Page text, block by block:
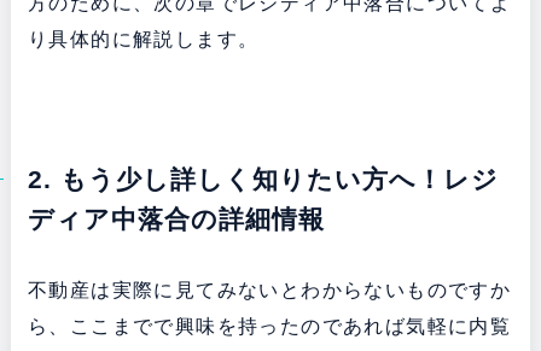
り具体的に解説します。
2. もう少し詳しく知りたい方へ！レジ
ディア中落合の詳細情報
不動産は実際に見てみないとわからないものですか
ら、ここまでで興味を持ったのであれば気軽に内覧